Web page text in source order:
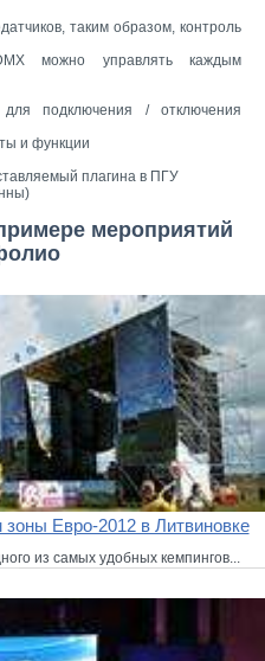
таким образом, контроль
можно управлять каждым
подключения / отключения
и функции
плагина в ПГУ
мероприятий
Евро-2012 в Литвиновке
из самых удобных кемпингов...